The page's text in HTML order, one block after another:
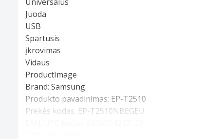
Brand: Samsung
Produkto pavadinimas: EP-T2510
Prekės kodas: EP-T2510NBEGEU